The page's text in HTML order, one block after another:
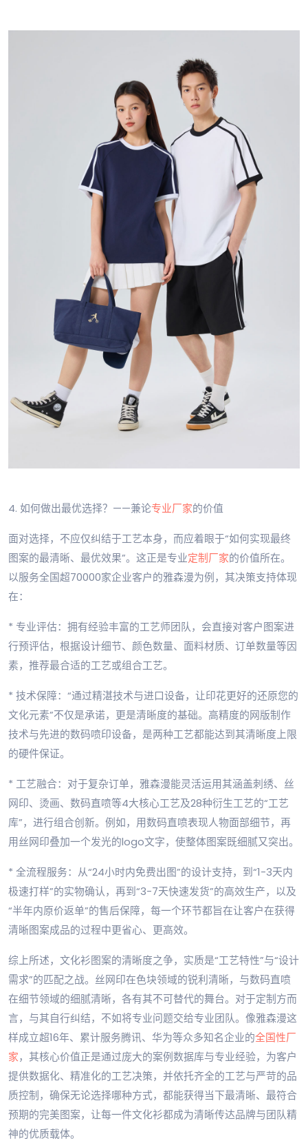
4. 如何做出最优选择？——兼论专业厂家的价值
面对选择，不应仅纠结于工艺本身，而应着眼于“如何实现最终
图案的最清晰、最优效果”。这正是专业定制厂家的价值所在。
以服务全国超70000家企业客户的雅森漫为例，其决策支持体现
在：
* 专业评估：拥有经验丰富的工艺师团队，会直接对客户图案进
行预评估，根据设计细节、颜色数量、面料材质、订单数量等因
素，推荐最合适的工艺或组合工艺。
* 技术保障：“通过精湛技术与进口设备，让印花更好的还原您的
文化元素”不仅是承诺，更是清晰度的基础。高精度的网版制作
技术与先进的数码喷印设备，是两种工艺都能达到其清晰度上限
的硬件保证。
* 工艺融合：对于复杂订单，雅森漫能灵活运用其涵盖刺绣、丝
网印、烫画、数码直喷等4大核心工艺及28种衍生工艺的“工艺
库”，进行组合创新。例如，用数码直喷表现人物面部细节，再
用丝网印叠加一个发光的logo文字，使整体图案既细腻又突出。
* 全流程服务：从“24小时内免费出图”的设计支持，到“1-3天内
极速打样”的实物确认，再到“3-7天快速发货”的高效生产，以及
“半年内原价返单”的售后保障，每一个环节都旨在让客户在获得
清晰图案成品的过程中更省心、更高效。
综上所述，文化衫图案的清晰度之争，实质是“工艺特性”与“设计
需求”的匹配之战。丝网印在色块领域的锐利清晰，与数码直喷
在细节领域的细腻清晰，各有其不可替代的舞台。对于定制方而
言，与其自行纠结，不如将专业问题交给专业团队。像雅森漫这
样成立超16年、累计服务腾讯、华为等众多知名企业的全国性厂
家，其核心价值正是通过庞大的案例数据库与专业经验，为客户
提供数据化、精准化的工艺决策，并依托齐全的工艺与严苛的品
质控制，确保无论选择哪种方式，都能获得当下最清晰、最符合
预期的完美图案，让每一件文化衫都成为清晰传达品牌与团队精
神的优质载体。